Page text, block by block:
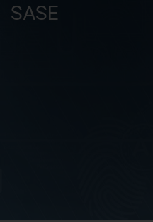
SASE